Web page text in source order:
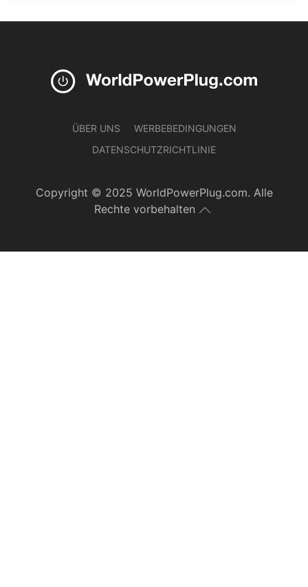
ÜBER UNS
WERBEBEDINGUNGEN
DATENSCHUTZRICHTLINIE
Copyright © 2025 WorldPowerPlug.com. Alle
Rechte vorbehalten